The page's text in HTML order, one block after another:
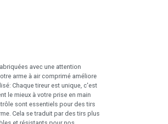
avec une attention
arme à air comprimé améliore
Chaque tireur est unique, c'est
le mieux à votre prise en main
sont essentiels pour des tirs
Cela se traduit par des tirs plus